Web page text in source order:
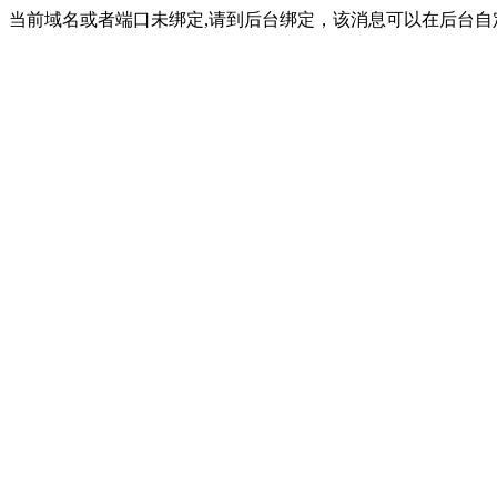
当前域名或者端口未绑定,请到后台绑定，该消息可以在后台自